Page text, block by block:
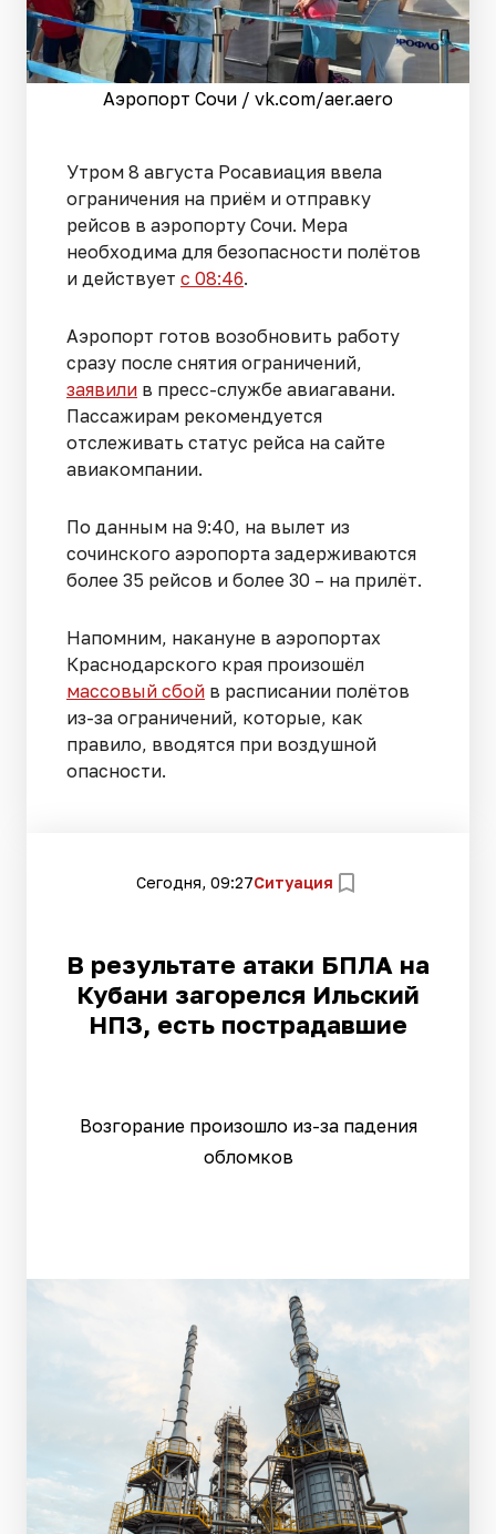
Аэропорт Сочи / vk.com/aer.aero
Утром 8 августа Росавиация ввела
ограничения на приём и отправку
рейсов в аэропорту Сочи. Мера
необходима для безопасности полётов
и действует с 08:46.
Аэропорт готов возобновить работу
сразу после снятия ограничений,
заявили в пресс-службе авиагавани.
Пассажирам рекомендуется
отслеживать статус рейса на сайте
авиакомпании.
По данным на 9:40, на вылет из
сочинского аэропорта задерживаются
более 35 рейсов и более 30 – на прилёт.
Напомним, накануне в аэропортах
Краснодарского края произошёл
массовый сбой в расписании полётов
из-за ограничений, которые, как
правило, вводятся при воздушной
опасности.
Сегодня, 09:27Ситуация
В результате атаки БПЛА на
Кубани загорелся Ильский
НПЗ, есть пострадавшие
Возгорание произошло из-за падения
обломков